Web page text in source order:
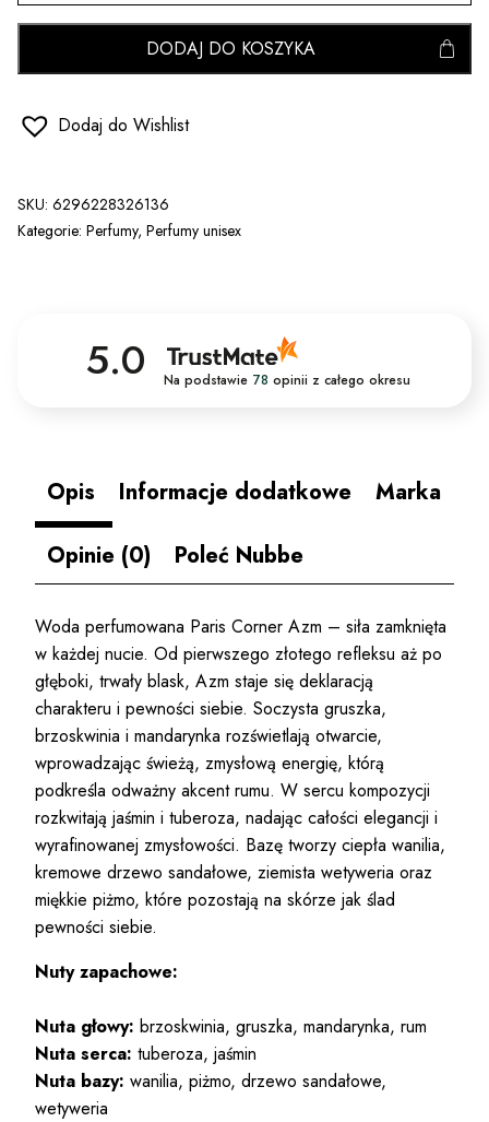
DODAJ DO KOSZYKA
Dodaj do Wishlist
SKU: 6296228326136
Kategorie: Perfumy, Perfumy unisex
5.0 Na podstawie 78 opinii z całego okresu
Opis Informacje dodatkowe
Marka
Opinie (0)
Poleć Nubbe
Woda perfumowana Paris Corner Azm – siła zamknięta
w każdej nucie. Od pierwszego złotego refleksu aż po
głęboki, trwały blask, Azm staje się deklaracją
charakteru i pewności siebie. Soczysta gruszka,
brzoskwinia i mandarynka rozświetlają otwarcie,
wprowadzając świeżą, zmysłową energię, którą
podkreśla odważny akcent rumu. W sercu kompozycji
rozkwitają jaśmin i tuberoza, nadając całości elegancji i
wyrafinowanej zmysłowości. Bazę tworzy ciepła wanilia,
kremowe drzewo sandałowe, ziemista wetyweria oraz
miękkie piżmo, które pozostają na skórze jak ślad
pewności siebie.
Nuty zapachowe:
Nuta głowy: brzoskwinia, gruszka, mandarynka, rum
Nuta serca: tuberoza, jaśmin
Nuta bazy: wanilia, piżmo, drzewo sandałowe,
wetyweria